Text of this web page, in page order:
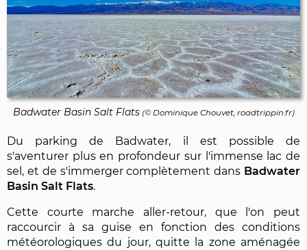
Badwater Basin Salt Flats(© Dominique Chouvet, roadtrippin.fr)
Du parking de Badwater, il est possible de
s'aventurer plus en profondeur sur l'immense lac de
sel, et de s'immerger complètement dans Badwater
Basin Salt Flats.
Cette courte marche aller-retour, que l'on peut
raccourcir à sa guise en fonction des conditions
météorologiques du jour, quitte la zone aménagée